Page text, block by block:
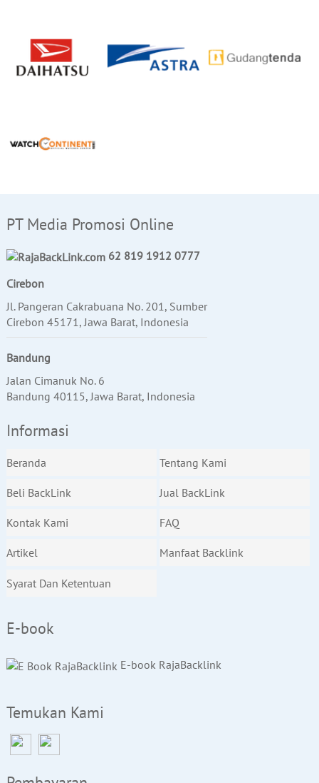
PT Media Promosi Online
62 819 1912 0777
Cirebon
Jl. Pangeran Cakrabuana No. 201, Sumber
Cirebon 45171, Jawa Barat, Indonesia
Bandung
Jalan Cimanuk No. 6
Bandung 40115, Jawa Barat, Indonesia
Informasi
Beranda Tentang Kami
Beli BackLink Jual BackLink
Kontak Kami FAQ
Artikel Manfaat Backlink
Syarat Dan Ketentuan
E-book
E-book RajaBacklink
Temukan Kami